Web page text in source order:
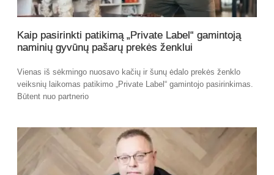
Kaip pasirinkti patikimą „Private Label“ gamintoją
naminių gyvūnų pašarų prekės ženklui
Vienas iš sėkmingo nuosavo kačių ir šunų ėdalo prekės ženklo
veiksnių laikomas patikimo „Private Label“ gamintojo pasirinkimas.
Būtent nuo partnerio